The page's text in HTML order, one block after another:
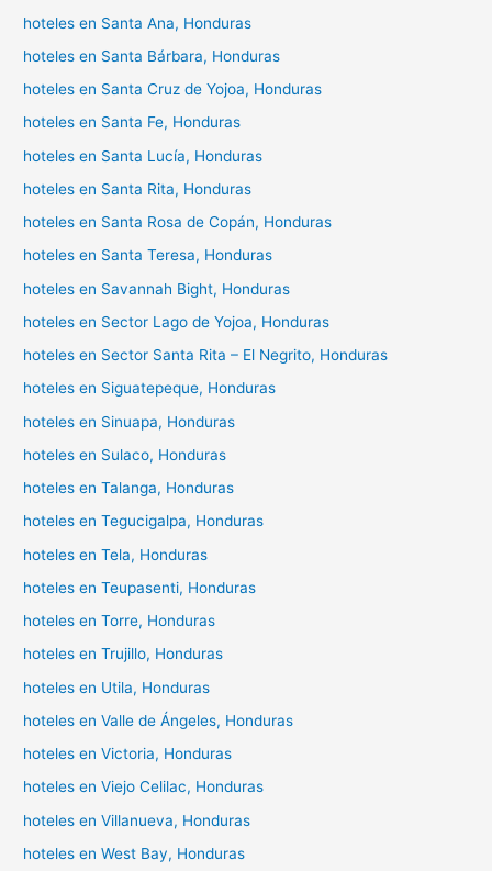
hoteles en Santa Ana, Honduras
hoteles en Santa Bárbara, Honduras
hoteles en Santa Cruz de Yojoa, Honduras
hoteles en Santa Fe, Honduras
hoteles en Santa Lucía, Honduras
hoteles en Santa Rita, Honduras
hoteles en Santa Rosa de Copán, Honduras
hoteles en Santa Teresa, Honduras
hoteles en Savannah Bight, Honduras
hoteles en Sector Lago de Yojoa, Honduras
hoteles en Sector Santa Rita – El Negrito, Honduras
hoteles en Siguatepeque, Honduras
hoteles en Sinuapa, Honduras
hoteles en Sulaco, Honduras
hoteles en Talanga, Honduras
hoteles en Tegucigalpa, Honduras
hoteles en Tela, Honduras
hoteles en Teupasenti, Honduras
hoteles en Torre, Honduras
hoteles en Trujillo, Honduras
hoteles en Utila, Honduras
hoteles en Valle de Ángeles, Honduras
hoteles en Victoria, Honduras
hoteles en Viejo Celilac, Honduras
hoteles en Villanueva, Honduras
hoteles en West Bay, Honduras